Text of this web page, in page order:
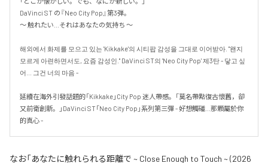
DaVinci ST の『Neo City Pop』第3弾。
〜 触れたい...それはあなたの気持ち 〜
해외에서 화제를 모으고 있는 'Kikkake'의 시티팝 감성을 그대로 이어받아. "왠지
모르게 아련하면서도, 요즘 감성인." DaVinci ST의 'Neo City Pop' 제3탄 - 닿고 싶
어... 그건 너의 마음 -
延續在海外引發話題的「Kikkake」City Pop 迷人帶感。「莫名帶點復古懷舊，卻
又前衛創新。」DaVinci ST「Neo City Pop」系列第三彈 - 好想觸碰...那顆屬於你
的真心 -
なお「あなたに触れられる距離で ~ Close Enough to Touch ~ (2026